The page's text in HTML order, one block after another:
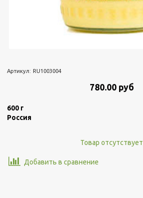
Артикул: RU1003004
780.00 руб
600 г
Россия
Товар отсутствует
Добавить в сравнение